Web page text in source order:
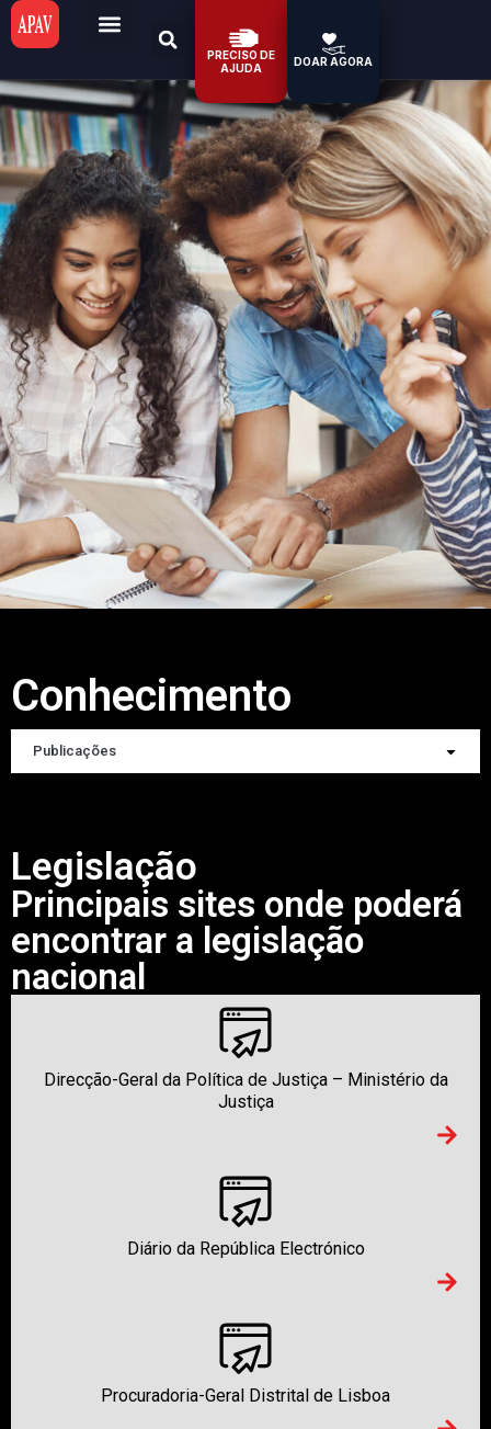
PRECISO DE
AJUDA
DOAR AGORA
Conhecimento
Publicações
Legislação
Principais sites onde poderá
encontrar a legislação
nacional
Direcção-Geral da Política de Justiça – Ministério da
Justiça
Diário da República Electrónico
Procuradoria-Geral Distrital de Lisboa